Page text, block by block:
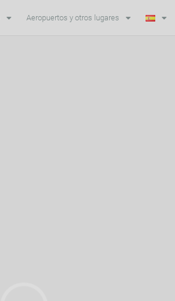
Aeropuertos y otros lugares